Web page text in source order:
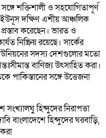
শক্তিশালী ও সহযোগিতাপূর্ণ
ইউনূস দক্ষিণ এশীয় আঞ্চলিক
করেছেন। ভারত ও
নিষ্ক্রিয় রয়েছে। সার্কের
সদস্য দেশগুলোর মতো
বাণিজ্য উৎসাহিত করা।
পাকিস্তানের সঙ্গে উত্তেজনা
হিন্দুদের নিরাপত্তা
বাংলাদেশে হিন্দুদের ঘরবাড়ি,